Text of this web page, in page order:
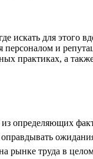
искать для
и
практиках, а
определяющих
труда в